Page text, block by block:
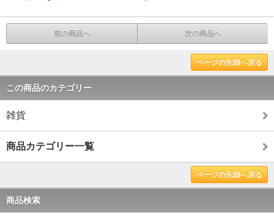
前の商品へ 次の商品へ
ページの先頭へ戻る
この商品のカテゴリー
雑貨
商品カテゴリー一覧
ページの先頭へ戻る
商品検索